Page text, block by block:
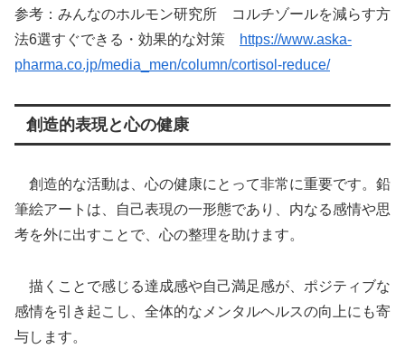
参考：みんなのホルモン研究所 コルチゾールを減らす方
法6選すぐできる・効果的な対策
https://www.aska-
pharma.co.jp/media_men/column/cortisol-reduce/
創造的表現と心の健康
創造的な活動は、心の健康にとって非常に重要です。鉛
筆絵アートは、自己表現の一形態であり、内なる感情や思
考を外に出すことで、心の整理を助けます。
描くことで感じる達成感や自己満足感が、ポジティブな
感情を引き起こし、全体的なメンタルヘルスの向上にも寄
与します。